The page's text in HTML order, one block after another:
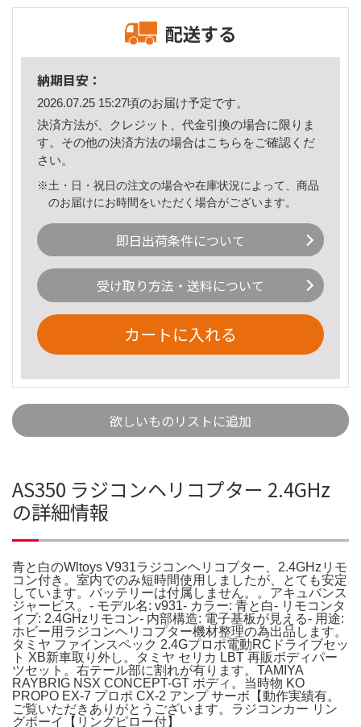
配送する
納期目安：
2026.07.25 15:27頃のお届け予定です。
決済方法が、クレジット、代金引換の場合に限りま
す。その他の決済方法の場合はこちら をご確認くだ
さい。
※土・日・祝日の注文の場合や在庫状況によって、商品
のお届けにお時間をいただく場合がございます。
即日出荷条件について
受け取り方法・送料について
カートに入れる
欲しいものリストに追加
AS350 ラジコンヘリコプター 2.4GHz
の詳細情報
青と白のWltoys V931ラジコンヘリコプター、2.4GHzリモ
コン付き。室内でのみ短時間使用しましたが、とても安定
しています。バッテリーは付属しません。。アキュバンス
ジャービス。- モデル名: v931- カラー: 青と白- リモコンタ
イプ: 2.4GHzリモコン- 内部構造: 電子基板が見える- 用途:
ホビー用ラジコンヘリコプター機材整理の為出品します。
タミヤ ファインスペック 2.4Gプロポ電動RCドライブセッ
ト XB新車取り外し。タミヤ セリカ LBT 再販ボディパー
ツセット。右テール部に割れが有ります。TAMIYA
RAYBRIG NSX CONCEPT-GT ボディ。当時物 KO
PROPO EX-7 プロポ CX-2 アンプ サーボ【動作実績有。
ご覧いただきありがとうございます。ラジコンカー リン
グボーイ【リングピロー付】